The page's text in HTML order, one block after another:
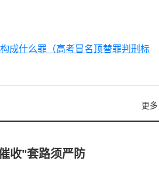
成什么罪（高考冒名顶替罪判刑标
更多
收"套路须严防